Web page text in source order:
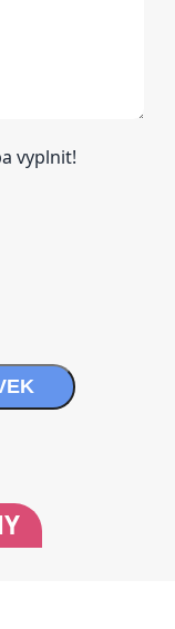
vyplnit!